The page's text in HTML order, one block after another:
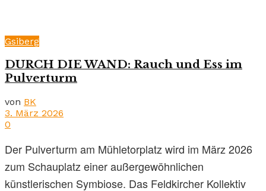
Gsiberg
DURCH DIE WAND: Rauch und Ess im
Pulverturm
von BK
3. März 2026
0
Der Pulverturm am Mühletorplatz wird im März 2026
zum Schauplatz einer außergewöhnlichen
künstlerischen Symbiose. Das Feldkircher Kollektiv